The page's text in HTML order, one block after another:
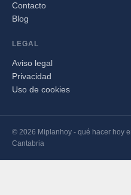
Contacto
Blog
LEGAL
Aviso legal
Privacidad
Uso de cookies
© 2026 Miplanhoy - qué hacer hoy
Cantabria